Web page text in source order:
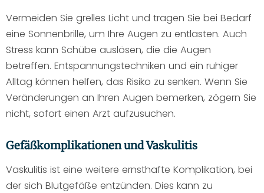
Vermeiden Sie grelles Licht und tragen Sie bei Bedarf
eine Sonnenbrille, um Ihre Augen zu entlasten. Auch
Stress kann Schübe auslösen, die die Augen
betreffen. Entspannungstechniken und ein ruhiger
Alltag können helfen, das Risiko zu senken. Wenn Sie
Veränderungen an Ihren Augen bemerken, zögern Sie
nicht, sofort einen Arzt aufzusuchen.
Gefäßkomplikationen und Vaskulitis
Vaskulitis ist eine weitere ernsthafte Komplikation, bei
der sich Blutgefäße entzünden. Dies kann zu